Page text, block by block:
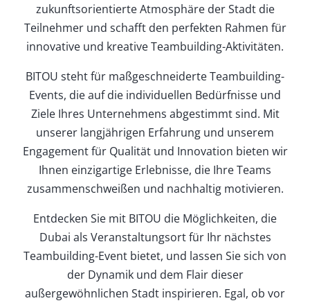
zukunftsorientierte Atmosphäre der Stadt die
Teilnehmer und schafft den perfekten Rahmen für
innovative und kreative Teambuilding-Aktivitäten.
BITOU steht für maßgeschneiderte Teambuilding-
Events, die auf die individuellen Bedürfnisse und
Ziele Ihres Unternehmens abgestimmt sind. Mit
unserer langjährigen Erfahrung und unserem
Engagement für Qualität und Innovation bieten wir
Ihnen einzigartige Erlebnisse, die Ihre Teams
zusammenschweißen und nachhaltig motivieren.
Entdecken Sie mit BITOU die Möglichkeiten, die
Dubai als Veranstaltungsort für Ihr nächstes
Teambuilding-Event bietet, und lassen Sie sich von
der Dynamik und dem Flair dieser
außergewöhnlichen Stadt inspirieren. Egal, ob vor